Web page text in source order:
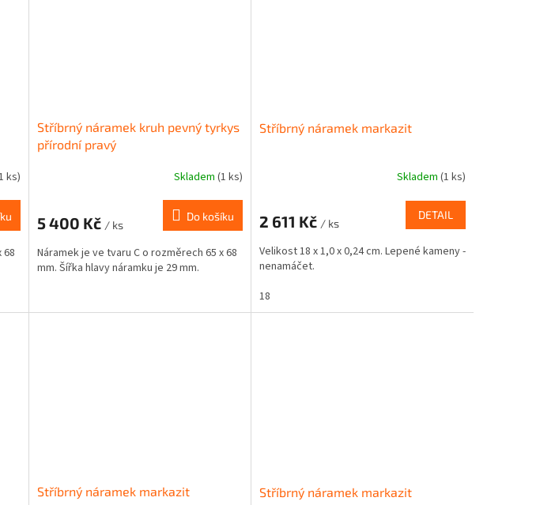
ks)
68
Stříbrný náramek kruh pevný tyrkys
přírodní pravý
Skladem (1 ks)
5 400 Kč / ks
Do košíku
Náramek je ve tvaru C o rozměrech 65 x 68
mm. Šířka hlavy náramku je 29 mm.
Stříbrný náramek markazit
Skladem (1 ks)
2 611 Kč / ks
DETAIL
Velikost 18 x 1,0 x 0,24 cm. Lepené kameny -
nenamáčet.
18
Stříbrný náramek markazit Stříbrný náramek markazit